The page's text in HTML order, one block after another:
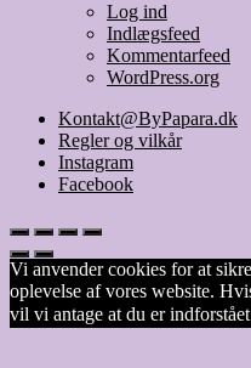
Log ind
Indlægsfeed
Kommentarfeed
WordPress.org
Kontakt@ByPapara.dk
Regler og vilkår
Instagram
Facebook
Vi anvender cookies for at
oplevelse af vores website.
vil vi antage at du er